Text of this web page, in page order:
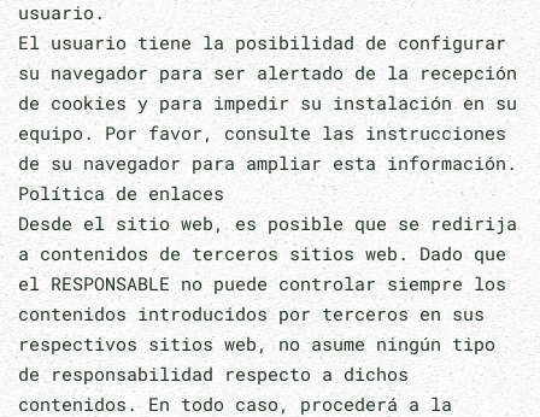
usuario.
El usuario tiene la posibilidad de configurar
su navegador para ser alertado de la recepción
de cookies y para impedir su instalación en su
equipo. Por favor, consulte las instrucciones
de su navegador para ampliar esta información.
Política de enlaces
Desde el sitio web, es posible que se redirija
a contenidos de terceros sitios web. Dado que
el RESPONSABLE no puede controlar siempre los
contenidos introducidos por terceros en sus
respectivos sitios web, no asume ningún tipo
de responsabilidad respecto a dichos
contenidos. En todo caso, procederá a la